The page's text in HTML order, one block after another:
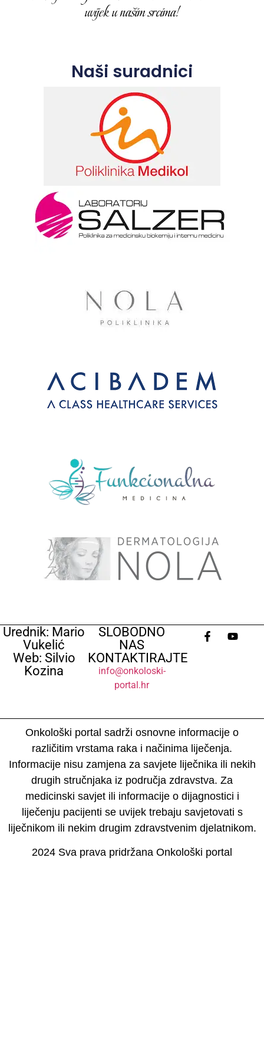
uvijek u našim srcima!
Naši suradnici
Urednik: Mario
Vukelić
Web: Silvio
Kozina
SLOBODNO
NAS
KONTAKTIRAJTE
info@onkoloski-
portal.hr
Onkološki portal sadrži osnovne informacije o
različitim vrstama raka i načinima liječenja.
Informacije nisu zamjena za savjete liječnika ili nekih
drugih stručnjaka iz područja zdravstva. Za
medicinski savjet ili informacije o dijagnostici i
liječenju pacijenti se uvijek trebaju savjetovati s
liječnikom ili nekim drugim zdravstvenim djelatnikom.
2024 Sva prava pridržana Onkološki portal